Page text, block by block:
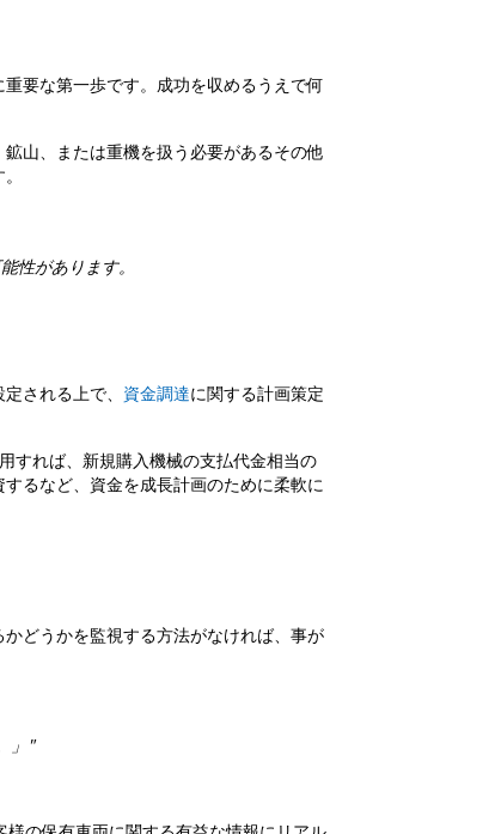
要な第一歩です。成功を収めるうえで何
山、または重機を扱う必要があるその他
性があります。
される上で、 資金調達に関する計画策定
すれば、新規購入機械の支払代金相当の
るなど、資金を成長計画のために柔軟に
どうかを監視する方法がなければ、事が
」"